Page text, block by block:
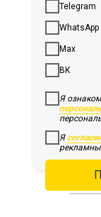
Telegram
WhatsApp
Max
ВК
Я
Я